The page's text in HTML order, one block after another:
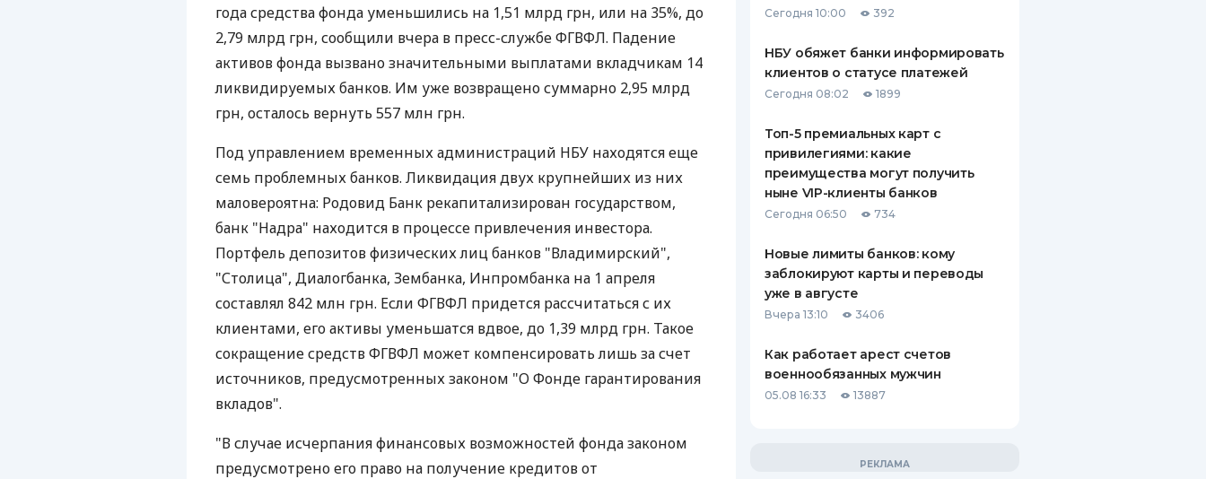
КЕШБЭКА
ПУТЕВОДИТЕЛИ ПО
БАНКОВСКИМ КАРТАМ
СТРАХОВАНИЮ
ВСЕ СТРАХОВЫЕ ПОЛИСЫ
ОТЗЫВЫ О СТРАХОВЫХ
КОМПАНИЯХ
года средства фонда уменьшились на 1,51 млрд грн, или на 35%, до
2,79 млрд грн, сообщили вчера в пресс-службе ФГВФЛ. Падение
активов фонда вызвано значительными выплатами вкладчикам 14
ликвидируемых банков. Им уже возвращено суммарно 2,95 млрд
грн, осталось вернуть 557 млн грн.
Под управлением временных администраций НБУ находятся еще
семь проблемных банков. Ликвидация двух крупнейших из них
маловероятна: Родовид Банк рекапитализирован государством,
банк "Надра" находится в процессе привлечения инвестора.
Портфель депозитов физических лиц банков "Владимирский",
"Столица", Диалогбанка, Зембанка, Инпромбанка на 1 апреля
составлял 842 млн грн. Если ФГВФЛ придется рассчитаться с их
клиентами, его активы уменьшатся вдвое, до 1,39 млрд грн. Такое
сокращение средств ФГВФЛ может компенсировать лишь за счет
источников, предусмотренных законом "О Фонде гарантирования
вкладов".
"В случае исчерпания финансовых возможностей фонда законом
предусмотрено его право на получение кредитов от
Сегодня 10:00 392
НБУ обяжет банки информировать
клиентов о статусе платежей
Сегодня 08:02 1899
Топ-5 премиальных карт с
привилегиями: какие
преимущества могут получить
ныне VIP-клиенты банков
Сегодня 06:50 734
Новые лимиты банков: кому
заблокируют карты и переводы
уже в августе
Вчера 13:10 3406
Как работает арест счетов
военнообязанных мужчин
05.08 16:33 13887